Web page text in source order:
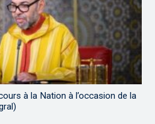
à la Nation à l’occasion de la